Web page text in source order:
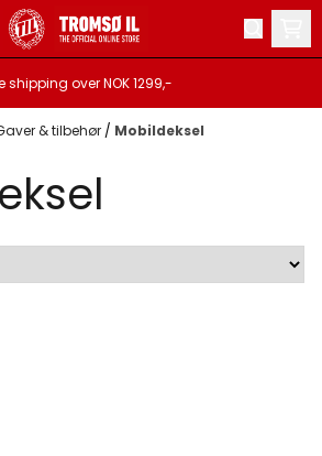
shipping over NOK 1299,-
& tilbehør / Mobildeksel